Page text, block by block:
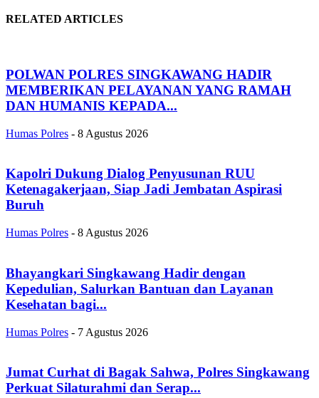
RELATED ARTICLES
POLWAN POLRES SINGKAWANG HADIR
MEMBERIKAN PELAYANAN YANG RAMAH
DAN HUMANIS KEPADA...
Humas Polres - 8 Agustus 2026
Kapolri Dukung Dialog Penyusunan RUU
Ketenagakerjaan, Siap Jadi Jembatan Aspirasi
Buruh
Humas Polres - 8 Agustus 2026
Bhayangkari Singkawang Hadir dengan
Kepedulian, Salurkan Bantuan dan Layanan
Kesehatan bagi...
Humas Polres - 7 Agustus 2026
Jumat Curhat di Bagak Sahwa, Polres Singkawang
Perkuat Silaturahmi dan Serap...